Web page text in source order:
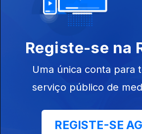
Registe-se na
Uma única conta para
serviço público de
REGISTE-SE